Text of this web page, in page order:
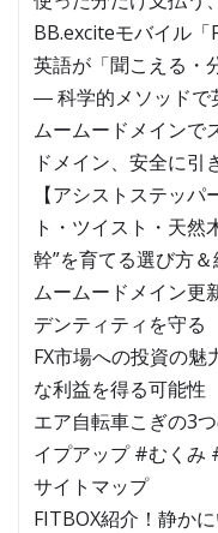
BB.exciteモバイル
英語が「聞こえる・
― 科学的メソッドで
ムームードメインで
ドメイン、安全に引
【アシストステッ
ト・ツイスト・天然
幹”を育てる選び方
ムームードメイン更
デンティティを守る
FX市場への投資の魅
な利益を得る可能性
エア自転車こぎの3
イプアップ #むくみ
サイトマップ
FITBOX紹介！静か